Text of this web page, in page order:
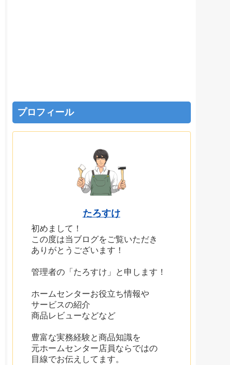
プロフィール
たろすけ
初めまして！
この度は当ブログをご覧いただき
ありがとうございます！
管理者の「たろすけ」と申します！
ホームセンターお役立ち情報や
サービスの紹介
商品レビューなどなど
豊富な実務経験と商品知識を
元ホームセンター店員ならではの
目線でお伝えしてます。